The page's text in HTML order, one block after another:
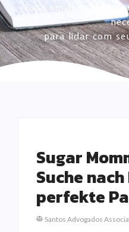
Foco em simplificar
para lidar com
Sugar
Suche
perfekte
Santos Advogados